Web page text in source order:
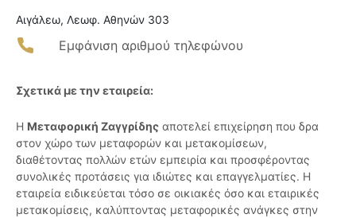
Αιγάλεω, Λεωφ. Αθηνών 303
Εμφάνιση αριθμού τηλεφώνου
Σχετικά με την εταιρεία:
Η Μεταφορική Ζαγγρίδης αποτελεί επιχείρηση που δρα
στον χώρο των μεταφορών και μετακομίσεων,
διαθέτοντας πολλών ετών εμπειρία και προσφέροντας
συνολικές προτάσεις για ιδιώτες και επαγγελματίες. Η
εταιρεία ειδικεύεται τόσο σε οικιακές όσο και εταιρικές
μετακομίσεις, καλύπτοντας μεταφορικές ανάγκες στην